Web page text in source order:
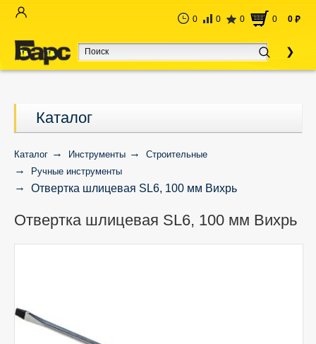
0 0 0 0 0 руб
Каталог
Каталог Инструменты
Строительные
Ручные инструменты
Отвертка шлицевая SL6, 100 мм Вихрь
Отвертка шлицевая SL6, 100 мм Вихрь